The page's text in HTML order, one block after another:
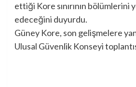
ettiği Kore sınırının bölümlerini
edeceğini duyurdu.
Güney Kore, son gelişmelere
Ulusal Güvenlik Konseyi